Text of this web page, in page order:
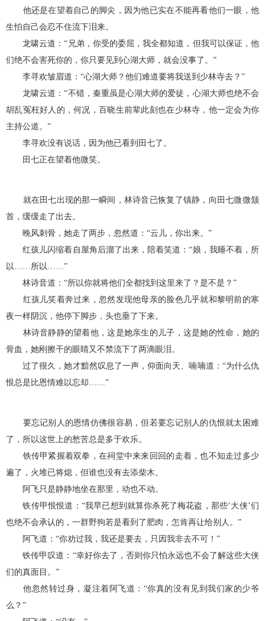
他还是在望着自己的脚尖，因为他已实在不能再看他们一眼，他
生怕自己会忍不住流下泪来。
龙啸云道：“兄弟，你受的委屈，我全都知道，但我可以保证，他
们绝不会害死你的，你只要见到心湖大师，就会没事了。”
李寻欢皱眉道：“心湖大师？他们难道要将我送到少林寺去？”
龙啸云道：“不错，秦重虽是心湖大师的爱徒，心湖大师也绝不会
胡乱冤枉好人的，何况，百晓生前辈此刻也在少林寺，他一定会为你
主持公道。”
李寻欢没有说话，因为他已看到田七了。
田七正在望着他微笑。
就在田七出现的那一瞬间，林诗音已恢复了镇静，向田七微微颔
首，缓缓走了出去。
晚风刺骨，她走了两步，忽然道：“云儿，你出来。”
红孩儿闪缩着自屋角后溜了出来，陪着笑道：“娘，我睡不着，所
以……所以……”
林诗音道：“所以你就将他们全都找到这里来了？是不是？”
红孩儿笑着奔过来，忽然发现他母亲的脸色几乎就和黎明前的寒
夜一样阴沉，他停下脚步，头也垂了下来。
林诗音静静的望着他，这是她亲生的儿子，这是她的性命，她的
骨血，她刚擦干的眼睛又不禁流下了两滴眼泪。
过了很久，她才黯然叹息了一声，仰面向天、喃喃道：“为什么仇
恨总是比恩情难以忘却……”
要忘记别人的恩情仿佛很容易，但若要忘记别人的仇恨就太困难
了，所以这世上的愁苦总是多于欢乐。
铁传甲紧握着双拳，在祠堂中来来回回的走着，也不知走过多少
遍了，火堆已将熄，但谁也没有去添柴木。
阿飞只是静静地坐在那里，动也不动。
铁传甲恨恨道：“我早已想到就算你杀死了梅花盗，那些‘大侠’们
也绝不会承认的，一群野狗若是看到了肥肉，怎肯再让给别人。”
阿飞道：“你劝过我，我还是要去，只因我非去不可！”
铁传甲叹道：“幸好你去了，否则你只怕永远也不会了解这些大侠
们的真面目。”
他忽然转过身，凝注着阿飞道：“你真的没有见到我们家的少爷
么？”